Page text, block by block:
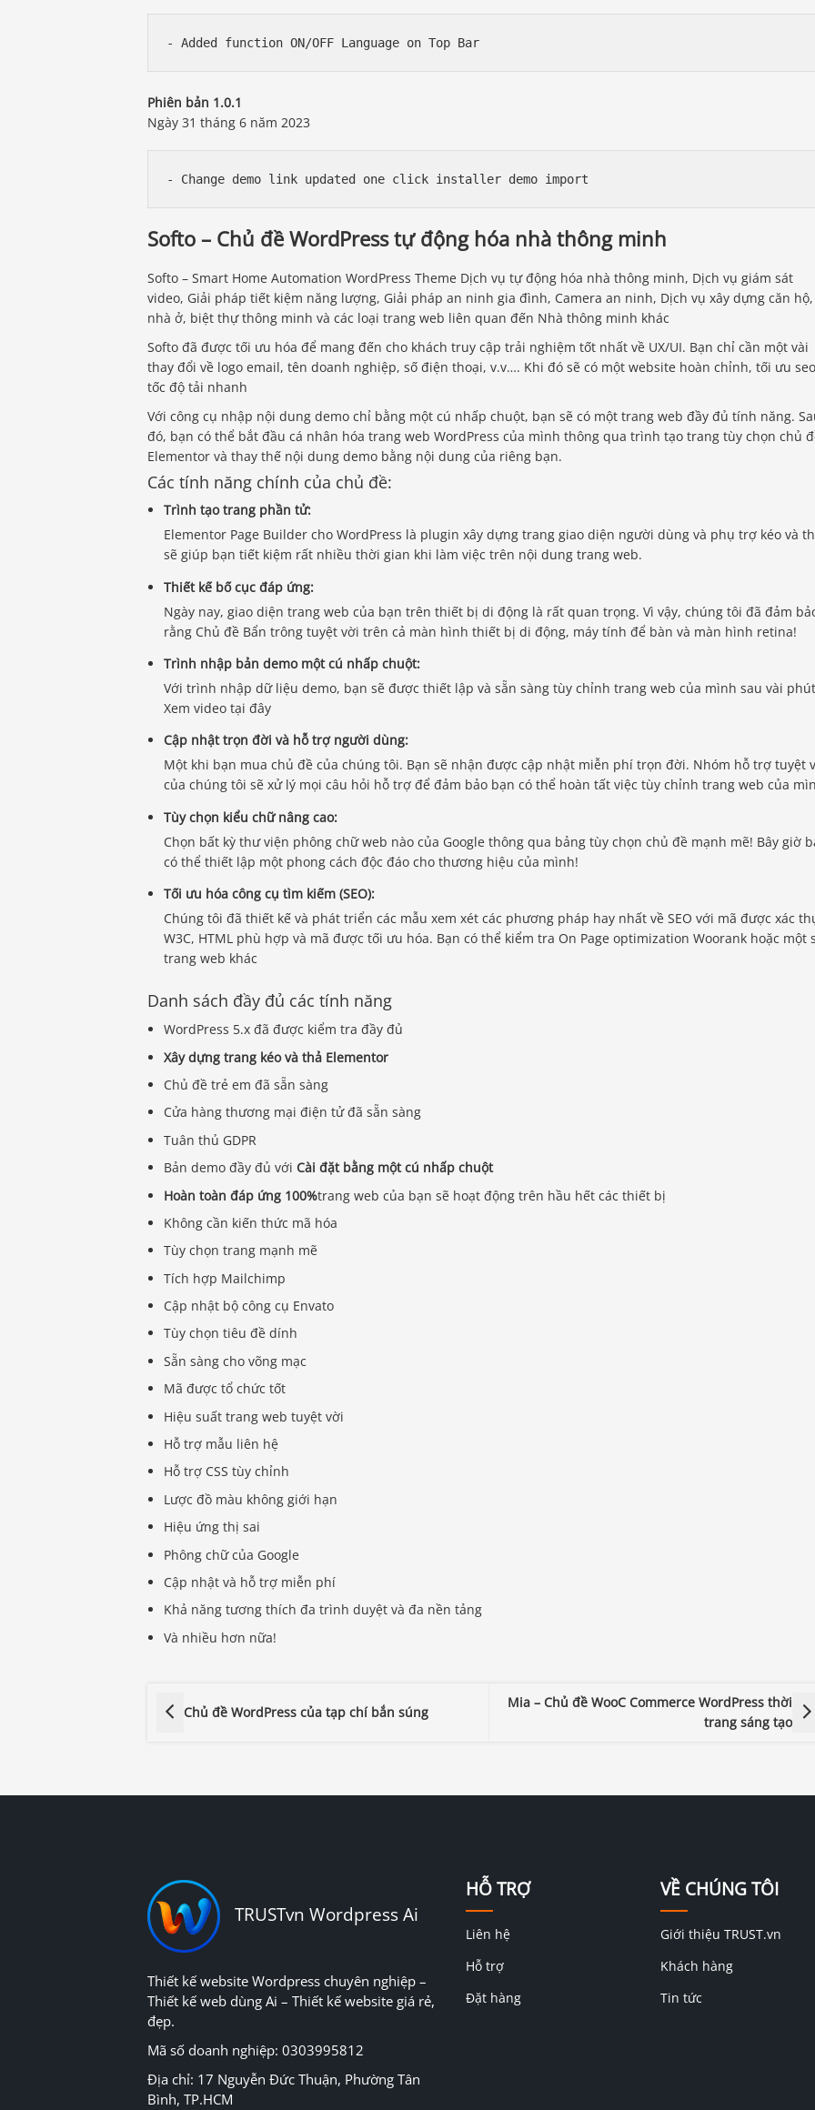
Phiên bản 1.0.1
Ngày 31 tháng 6 năm 2023
Softo – Chủ đề WordPress tự động hóa nhà thông minh
Softo – Smart Home Automation WordPress Theme Dịch vụ tự động hóa nhà thông minh, Dịch vụ giám sát
video, Giải pháp tiết kiệm năng lượng, Giải pháp an ninh gia đình, Camera an ninh, Dịch vụ xây dựng căn hộ,
nhà ở, biệt thự thông minh và các loại trang web liên quan đến Nhà thông minh khác
Softo đã được tối ưu hóa để mang đến cho khách truy cập trải nghiệm tốt nhất về UX/UI. Bạn chỉ cần một vài
thay đổi về logo email, tên doanh nghiệp, số điện thoại, v.v…. Khi đó sẽ có một website hoàn chỉnh, tối ưu
tốc độ tải nhanh
Với công cụ nhập nội dung demo chỉ bằng một cú nhấp chuột, bạn sẽ có một trang web đầy đủ tính năng.
đó, bạn có thể bắt đầu cá nhân hóa trang web WordPress của mình thông qua trình tạo trang tùy chọn chủ
Elementor và thay thế nội dung demo bằng nội dung của riêng bạn.
Các tính năng chính của chủ đề:
Trình tạo trang phần tử:
Elementor Page Builder cho WordPress là plugin xây dựng trang giao diện người dùng và phụ trợ kéo và
sẽ giúp bạn tiết kiệm rất nhiều thời gian khi làm việc trên nội dung trang web.
Thiết kế bố cục đáp ứng:
Ngày nay, giao diện trang web của bạn trên thiết bị di động là rất quan trọng. Vì vậy, chúng tôi đã đảm
rằng Chủ đề Bẩn trông tuyệt vời trên cả màn hình thiết bị di động, máy tính để bàn và màn hình retina!
Trình nhập bản demo một cú nhấp chuột:
Với trình nhập dữ liệu demo, bạn sẽ được thiết lập và sẵn sàng tùy chỉnh trang web của mình sau vài
Xem video tại đây
Cập nhật trọn đời và hỗ trợ người dùng:
Một khi bạn mua chủ đề của chúng tôi. Bạn sẽ nhận được cập nhật miễn phí trọn đời. Nhóm hỗ trợ tuyệt
của chúng tôi sẽ xử lý mọi câu hỏi hỗ trợ để đảm bảo bạn có thể hoàn tất việc tùy chỉnh trang web của
Tùy chọn kiểu chữ nâng cao:
Chọn bất kỳ thư viện phông chữ web nào của Google thông qua bảng tùy chọn chủ đề mạnh mẽ! Bây giờ
có thể thiết lập một phong cách độc đáo cho thương hiệu của mình!
Tối ưu hóa công cụ tìm kiếm (SEO):
Chúng tôi đã thiết kế và phát triển các mẫu xem xét các phương pháp hay nhất về SEO với mã được xác
W3C, HTML phù hợp và mã được tối ưu hóa. Bạn có thể kiểm tra On Page optimization Woorank hoặc một
trang web khác
Danh sách đầy đủ các tính năng
WordPress 5.x đã được kiểm tra đầy đủ
Xây dựng trang kéo và thả Elementor
Chủ đề trẻ em đã sẵn sàng
Cửa hàng thương mại điện tử đã sẵn sàng
Tuân thủ GDPR
Bản demo đầy đủ với Cài đặt bằng một cú nhấp chuột
Hoàn toàn đáp ứng 100%trang web của bạn sẽ hoạt động trên hầu hết các thiết bị
Không cần kiến ​​thức mã hóa
Tùy chọn trang mạnh mẽ
Tích hợp Mailchimp
Cập nhật bộ công cụ Envato
Tùy chọn tiêu đề dính
Sẵn sàng cho võng mạc
Mã được tổ chức tốt
Hiệu suất trang web tuyệt vời
Hỗ trợ mẫu liên hệ
Hỗ trợ CSS tùy chỉnh
Lược đồ màu không giới hạn
Hiệu ứng thị sai
Phông chữ của Google
Cập nhật và hỗ trợ miễn phí
Khả năng tương thích đa trình duyệt và đa nền tảng
Và nhiều hơn nữa!
Chủ đề WordPress của tạp chí bắn súng
Mia – Chủ đề WooC Commerce WordPress thời
trang sáng tạo
TRUSTvn Wordpress Ai
Thiết kế website Wordpress chuyên nghiệp –
Thiết kế web dùng Ai – Thiết kế website giá rẻ,
đẹp.
Mã số doanh nghiệp: 0303995812
Địa chỉ: 17 Nguyễn Đức Thuận, Phường Tân
Bình, TP.HCM
HỖ TRỢ
Liên hệ
Hỗ trợ
Đặt hàng
VỀ CHÚNG TÔI
Giới thiệu TRUST.vn
Khách hàng
Tin tức